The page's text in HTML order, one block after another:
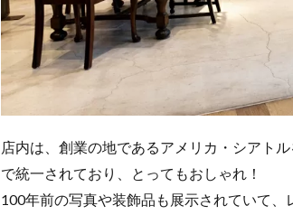
Tubeチ
ャンネ
ル
店内は、創業の地であるアメリカ・シアト
で統一されており、とってもおしゃれ！
100年前の写真や装飾品も展示されていて